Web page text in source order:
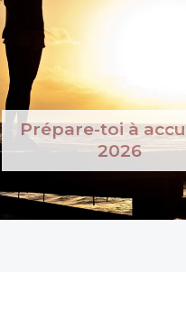
Prépare-toi à
2026